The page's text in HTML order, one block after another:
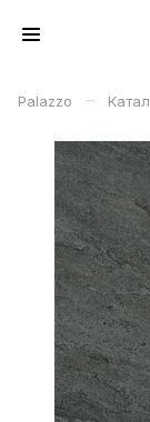
Palazzo –